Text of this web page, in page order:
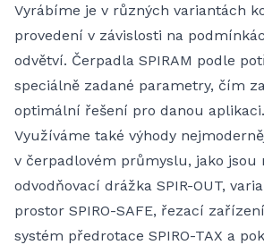
Vyrábíme je v různých variantách
provedení v závislosti na
odvětví. Čerpadla SPIRAM podle
speciálně zadané parametry, čím
optimální řešení pro danou aplikaci.
Využíváme také výhody
v čerpadlovém průmyslu, jako jsou
odvodňovací drážka SPIR-OUT,
prostor SPIRO-SAFE, řezací zařízení
systém předrotace SPIRO-TAX a